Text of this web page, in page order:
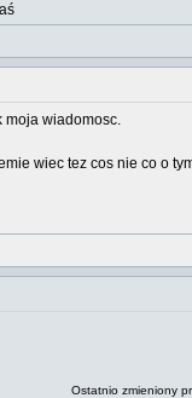
moja wiadomosc.
wiec tez cos nie co o
Ostatnio zmieniony